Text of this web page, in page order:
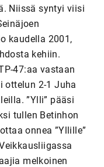
Niissä syntyi viisi
kaudella 2001,
kehiin.
47:aa vastaan
ottelun 2-1 Juha
”Ylli” pääsi
tullen Betinhon
onnea ”Yllille”
melkoinen